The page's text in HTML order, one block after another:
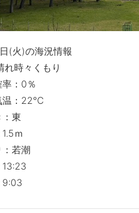
(火)の海況情報
れ時々くもり
：0％
温：22℃
：東
ｍ
若潮
9:03